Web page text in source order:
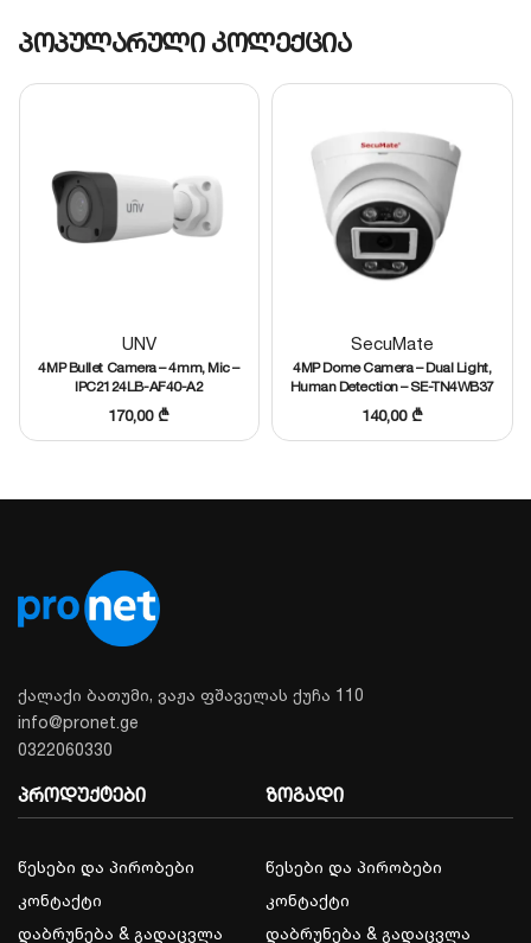
შეუძლია ავტომატურად ამოიცნოს ადამიანის
ან ავტომობილის შეჭრა დაცულ ტერიტორიაზე.
და წყალგაუმტარი დიზაინი (IP66).
დეტალური მონაცემების გახსნა
მსგავსის შერჩევა
პოპულარული კოლექცია
UNV
4MP Bullet Camera – 4mm, Mic –
IPC2124LB-AF40-A2
170,00₾
SecuMate
4MP Dome Camera – Dual Light,
Human Detection – SE-TN4WB37
140,00₾
ქალაქი ბათუმი, ვაჟა ფშაველას ქუჩა 110
info@pronet.ge
0322060330
პროდუქტები
წესები და პირობები
კონტაქტი
დაბრუნება & გადაცვლა
ზოგადი
წესები და პირობები
კონტაქტი
დაბრუნება & გადაცვლა